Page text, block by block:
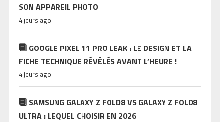
SON APPAREIL PHOTO
4 jours ago
GOOGLE PIXEL 11 PRO LEAK : LE DESIGN ET LA
FICHE TECHNIQUE RÉVÉLÉS AVANT L’HEURE !
4 jours ago
SAMSUNG GALAXY Z FOLD8 VS GALAXY Z FOLD8
ULTRA : LEQUEL CHOISIR EN 2026